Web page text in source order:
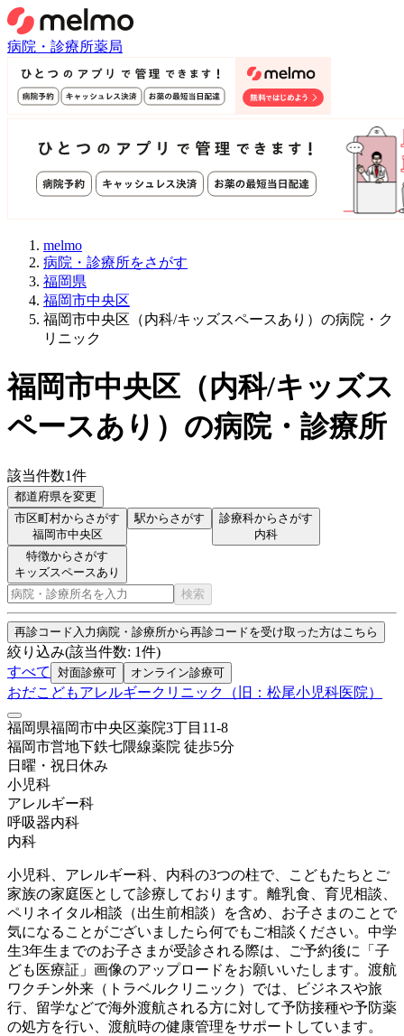
病院・診療所薬局
melmo
病院・診療所をさがす
福岡県
福岡市中央区
福岡市中央区（内科/キッズスペースあり）の病院・ク
リニック
福岡市中央区 （内科/キッズス
ペースあり ） の病院・診療所
該当件数1件
都道府県を変更
市区町村からさがす
福岡市中央区
駅からさがす
診療科からさがす
内科
特徴からさがす
キッズスペースあり
検索
再診コード入力病院・診療所から再診コードを受け取った方はこちら
絞り込み(該当件数: 1件)
すべて
対面診療可 オンライン診療可
おだこどもアレルギークリニック（旧：松尾小児科医院）
福岡県福岡市中央区薬院3丁目11-8
福岡市営地下鉄七隈線薬院 徒歩5分
日曜・祝日 休み
小児科
アレルギー科
呼吸器内科
内科
小児科、アレルギー科、内科の3つの柱で、こどもたちとご
家族の家庭医として診療しております。離乳食、育児相談、
ペリネイタル相談（出生前相談）を含め、お子さまのことで
気になることがございましたら何でもご相談ください。中学
生3年生までのお子さまが受診される際は、ご予約後に「子
ども医療証」画像のアップロードをお願いいたします。渡航
ワクチン外来（トラベルクリニック）では、ビジネスや旅
行、留学などで海外渡航される方に対して予防接種や予防薬
の処方を行い、渡航時の健康管理をサポートしています。